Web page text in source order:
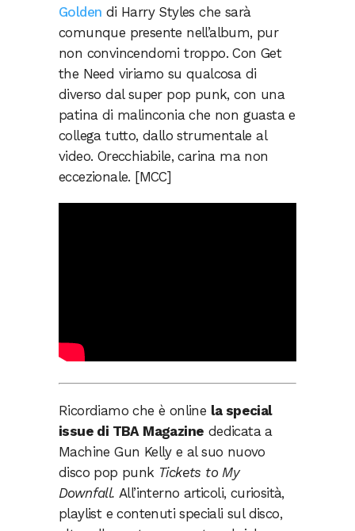
Golden di Harry Styles che sarà
comunque presente nell’album, pur
non convincendomi troppo. Con Get
the Need viriamo su qualcosa di
diverso dal super pop punk, con una
patina di malinconia che non guasta e
collega tutto, dallo strumentale al
video. Orecchiabile, carina ma non
eccezionale. [MCC]
Ricordiamo che è online la special
issue di TBA Magazine dedicata a
Machine Gun Kelly e al suo nuovo
disco pop punk Tickets to My
Downfall. All’interno articoli, curiosità,
playlist e contenuti speciali sul disco,